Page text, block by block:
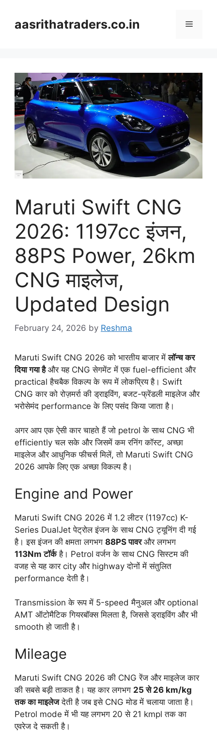
contentaasrithatraders.co.in Menu
Maruti Swift CNG
2026: 1197cc इंजन,
88PS Power, 26km
CNG माइलेज,
Updated Design
February 24, 2026 by Reshma
Maruti Swift CNG 2026 को भारतीय बाजार मेंलॉन्च कर
दिया गया हैऔर यह CNG सेगमेंट में एक fuel-efficient और
practical हैचबैक विकल्प के रूप में लोकप्रिय है। Swift
CNG कार को रोज़मर्रा की ड्राइविंग, बजट-फ्रेंडली माइलेज और
भरोसेमंद performance के लिए पसंद किया जाता है।
अगर आप एक ऐसी कार चाहते हैं जो petrol के साथ CNG भी
efficiently चल सके और जिसमें कम रनिंग कॉस्ट, अच्छा
माइलेज और आधुनिक फीचर्स मिलें, तो Maruti Swift CNG
2026 आपके लिए एक अच्छा विकल्प है।
Engine and Power
Maruti Swift CNG 2026 में 1.2 लीटर (1197cc) K-
Series DualJet पेट्रोल इंजन के साथ CNG ट्यूनिंग दी गई
है। इस इंजन की क्षमता लगभग 88PS पावरऔर लगभग
113Nm टॉर्कहै। Petrol वर्जन के साथ CNG सिस्टम की
वजह से यह कार city और highway दोनों में संतुलित
performance देती है।
Transmission के रूप में 5-speed मैनुअल और optional
AMT ऑटोमैटिक गियरबॉक्स मिलता है, जिससे ड्राइविंग और भी
smooth हो जाती है।
Mileage
Maruti Swift CNG 2026 की CNG रेंज और माइलेज कार
की सबसे बड़ी ताकत है। यह कार लगभग 25 से 26 km/kg
तक का माइलेजदेती है जब इसे CNG मोड में चलाया जाता है।
Petrol mode में भी यह लगभग 20 से 21 kmpl तक का
एवरेज दे सकती है।